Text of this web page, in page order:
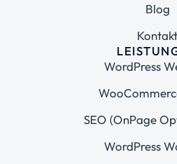
Blog
Kontakt
WordPress
SEO (OnPage
WordPress